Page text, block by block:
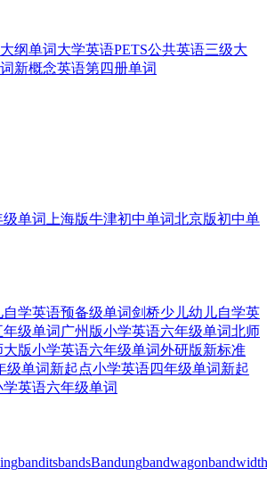
纲单词大学英语PETS公共英语三级大
新概念英语第四册单词
单词 上海版牛津初中单词北京版初中单
学英语预备级单词剑桥少儿幼儿自学英
级单词广州版小学英语六年级单词北师
大版小学英语六年级单词外研版新标准
级单词新起点小学英语四年级单词新起
学英语六年级单词
banditsbandsBandungbandwagonbandwidth